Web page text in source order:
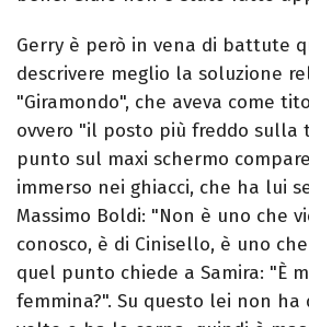
Gerry è però in vena di battute
descrivere meglio la soluzione
"Giramondo", che aveva come
ovvero "il posto più freddo sulla
punto sul maxi schermo
immerso nei ghiacci, che ha lui
Massimo Boldi: "Non è uno che
conosco, è di Cinisello, è uno
quel punto chiede a Samira: "È
femmina?". Su questo lei non ha